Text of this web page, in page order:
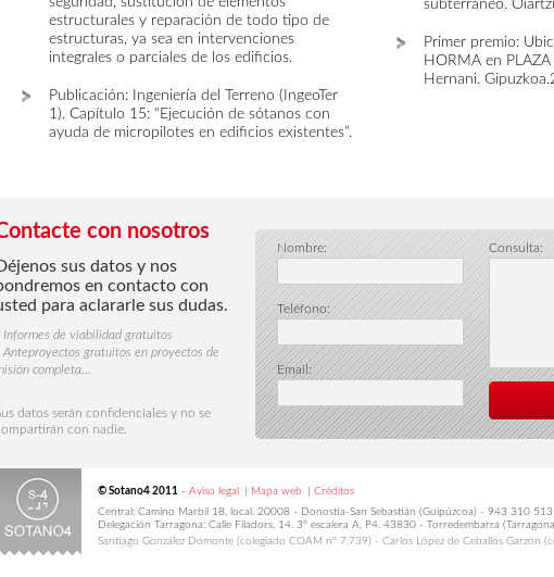
estructurales y reparación de todo tipo de
estructuras, ya sea en intervenciones
integrales o parciales de los edificios.
Publicación: Ingeniería del Terreno (IngeoTer
1). Capítulo 15: “Ejecución de sótanos con
ayuda de micropilotes en edificios existentes”.
subterráneo.
Primer premio:
HORMA en
Hernani.
con nosotros
sus datos y nos
en contacto con
para aclararle sus dudas.
Informes de viabilidad gratuitos
Anteproyectos gratuitos en proyectos de
completa...
datos serán confidenciales y no se
con nadie.
Nombre:
Teléfono:
Email:
Consulta:
© Sotano4 2011 - Aviso legal Mapa web
Créditos
Central: Camino Marbil 18, local. 20008 - Donostia-San Sebastián (Guipúzcoa) - 943 310
Delegación Tarragona: Calle Filadors, 14. 3º escalera A, P4. 43830 - Torredembarra
Santiago González Domonte (colegiado COAM nº 7.739) - Carlos López de Ceballos Garzón